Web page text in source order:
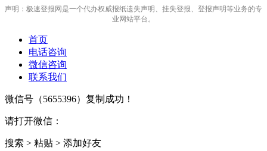
声明：极速登报网是一个代办权威报纸遗失声明、挂失登报、登报声明等业务的专
业网站平台。
首页
电话咨询
微信咨询
联系我们
微信号（5655396）复制成功！
请打开微信：
搜索 > 粘贴 > 添加好友